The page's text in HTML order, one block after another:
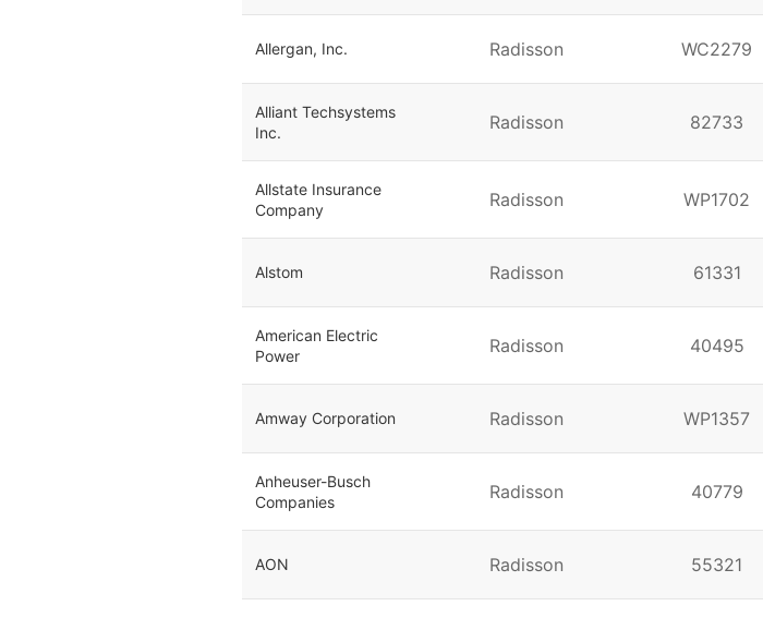
Allergan, Inc. Radisson WC2279
Alliant Techsystems
Inc.
Radisson 82733
Allstate Insurance
Company
Radisson WP1702
Alstom Radisson 61331
American Electric
Power
Radisson 40495
Amway Corporation Radisson WP1357
Anheuser-Busch
Companies
Radisson 40779
AON Radisson 55321